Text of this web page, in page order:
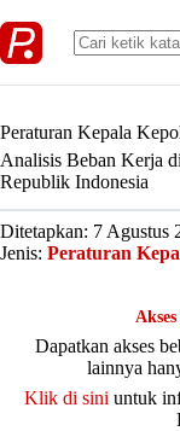
to
content
Peraturan Kepala
Analisis Beban Kerja
Republik Indonesia
Ditetapkan: 7 Agustus
Jenis: Peraturan
Dapatkan akses
lainnya
Klik di sini untuk